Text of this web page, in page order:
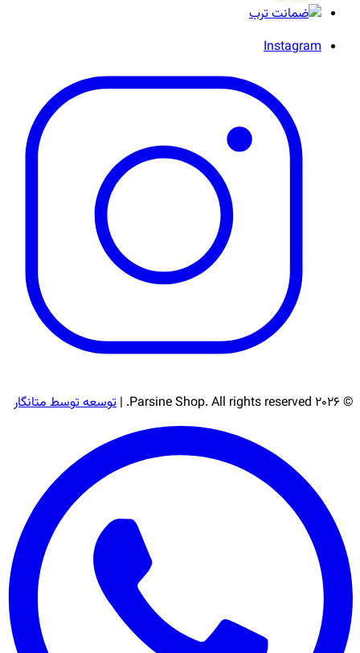
Instagram
© 2026 Parsine Shop. All rights reserved. | توسعه توسط متانگار